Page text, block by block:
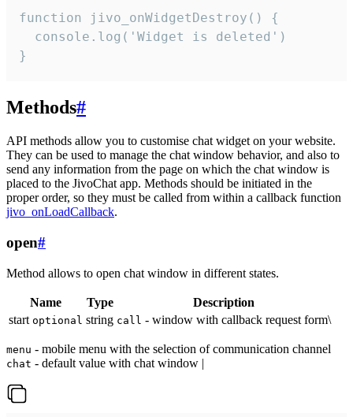
function jivo_onWidgetDestroy() {
  console.log('Widget is deleted')
}
Methods#
API methods allow you to customise chat widget on your website.
They can be used to manage the chat window behavior, and also to
send any information from the page on which the chat window is
placed to the JivoChat app. Methods should be initiated in the
proper order, so they must be called from within a callback function
jivo_onLoadCallback.
open#
Method allows to open chat window in different states.
Name Type
Description
start optional string call - window with callback request form\
menu - mobile menu with the selection of communication channel
chat - default value with chat window |